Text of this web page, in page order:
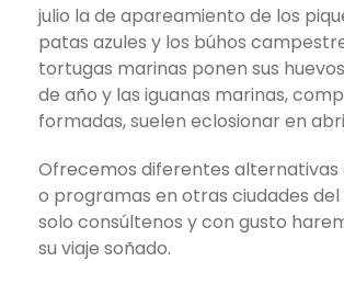
julio la de apareamiento de los
patas azules y los búhos
tortugas marinas ponen sus
de año y las iguanas marinas,
formadas, suelen eclosionar en
Ofrecemos diferentes alternativas
o programas en otras ciudades del
solo consúltenos y con gusto
su viaje soñado.